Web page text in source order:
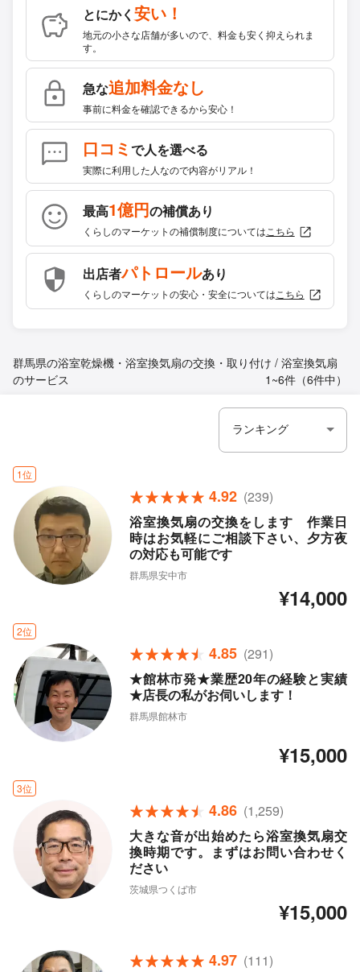
とにかく 安い！
地元の小さな店舗が多いので、料金も安く抑えられま
す。
急な追加料金なし
事前に料金を確認できるから安心！
口コミで人を選べる
実際に利用した人なので内容がリアル！
最高1億円の補償あり
くらしのマーケットの補償制度についてはこちら
出店者パトロールあり
くらしのマーケットの安心・安全についてはこちら
群馬県の浴室乾燥機・浴室換気扇の交換・取り付け / 浴室換気扇
のサービス
1~6件（6件中）
1位
4.92 (239)
浴室換気扇の交換をします 作業日
時はお気軽にご相談下さい、夕方夜
の対応も可能です
群馬県安中市
¥14,000
2位
4.85 (291)
★館林市発★業歴20年の経験と実績
★店長の私がお伺いします！
群馬県館林市
¥15,000
3位
4.86 (1,259)
大きな音が出始めたら浴室換気扇交
換時期です。まずはお問い合わせく
ださい
茨城県つくば市
¥15,000
4.97 (111)